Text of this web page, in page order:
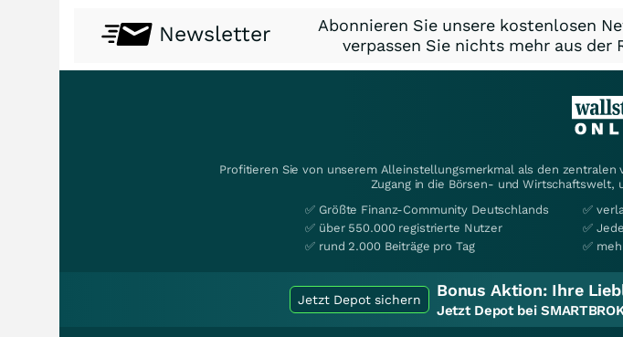
Newsletter
Abonnieren Sie unsere kostenlosen
verpassen Sie nichts mehr aus der
Profitieren Sie von unserem Alleinstellungsmerkmal als den
Zugang in die Börsen- und
✅ Größte Finanz-Community Deutschlands
✅ über 550.000 registrierte Nutzer
✅ rund 2.000 Beiträge pro Tag
✅
✅
✅
Jetzt Depot sichern Bonus Aktion: Ihre
Jetzt Depot bei